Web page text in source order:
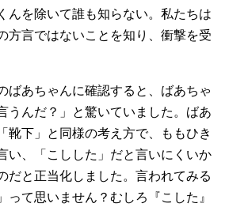
んを除いて誰も知らない。私たちは
方言ではないことを知り、衝撃を受
ばあちゃんに確認すると、ばあちゃ
うんだ？」と驚いていました。ばあ
靴下」と同様の考え方で、ももひき
い、「こしした」だと言いにくいか
だと正当化しました。言われてみる
って思いません？むしろ『こした』